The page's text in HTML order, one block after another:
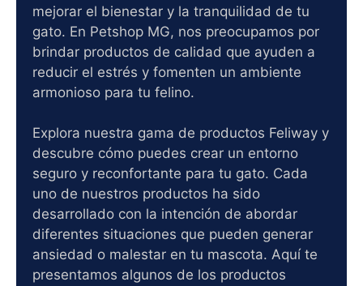
mejorar el bienestar y la tranquilidad de tu
gato. En Petshop MG, nos preocupamos por
brindar productos de calidad que ayuden a
reducir el estrés y fomenten un ambiente
armonioso para tu felino.
Explora nuestra gama de productos Feliway y
descubre cómo puedes crear un entorno
seguro y reconfortante para tu gato. Cada
uno de nuestros productos ha sido
desarrollado con la intención de abordar
diferentes situaciones que pueden generar
ansiedad o malestar en tu mascota. Aquí te
presentamos algunos de los productos